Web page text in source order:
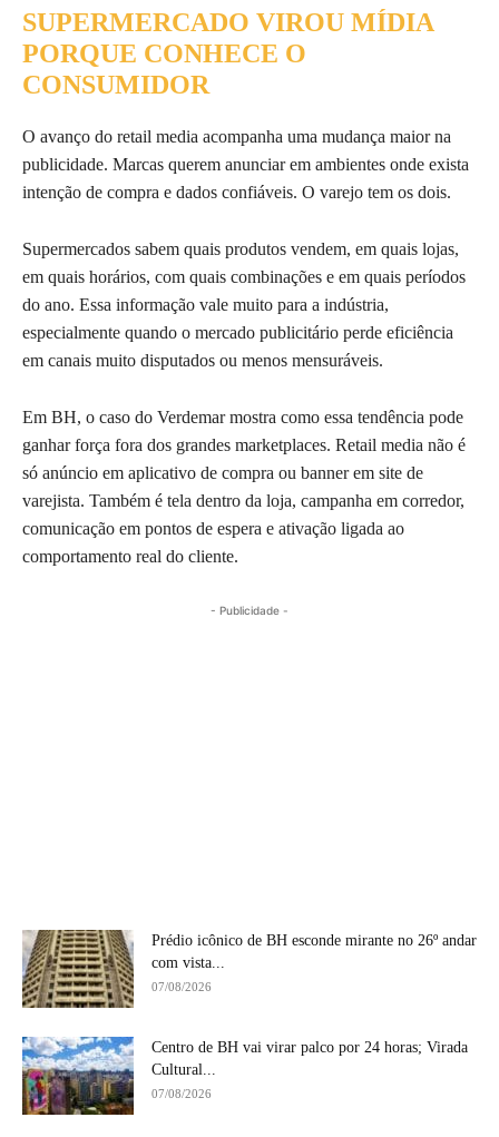
SUPERMERCADO VIROU MÍDIA
PORQUE CONHECE O
CONSUMIDOR
O avanço do retail media acompanha uma mudança maior na
publicidade. Marcas querem anunciar em ambientes onde exista
intenção de compra e dados confiáveis. O varejo tem os dois.
Supermercados sabem quais produtos vendem, em quais lojas,
em quais horários, com quais combinações e em quais períodos
do ano. Essa informação vale muito para a indústria,
especialmente quando o mercado publicitário perde eficiência
em canais muito disputados ou menos mensuráveis.
Em BH, o caso do Verdemar mostra como essa tendência pode
ganhar força fora dos grandes marketplaces. Retail media não é
só anúncio em aplicativo de compra ou banner em site de
varejista. Também é tela dentro da loja, campanha em corredor,
comunicação em pontos de espera e ativação ligada ao
comportamento real do cliente.
- Publicidade -
Prédio icônico de BH esconde mirante no 26º andar
com vista...
07/08/2026
Centro de BH vai virar palco por 24 horas; Virada
Cultural...
07/08/2026